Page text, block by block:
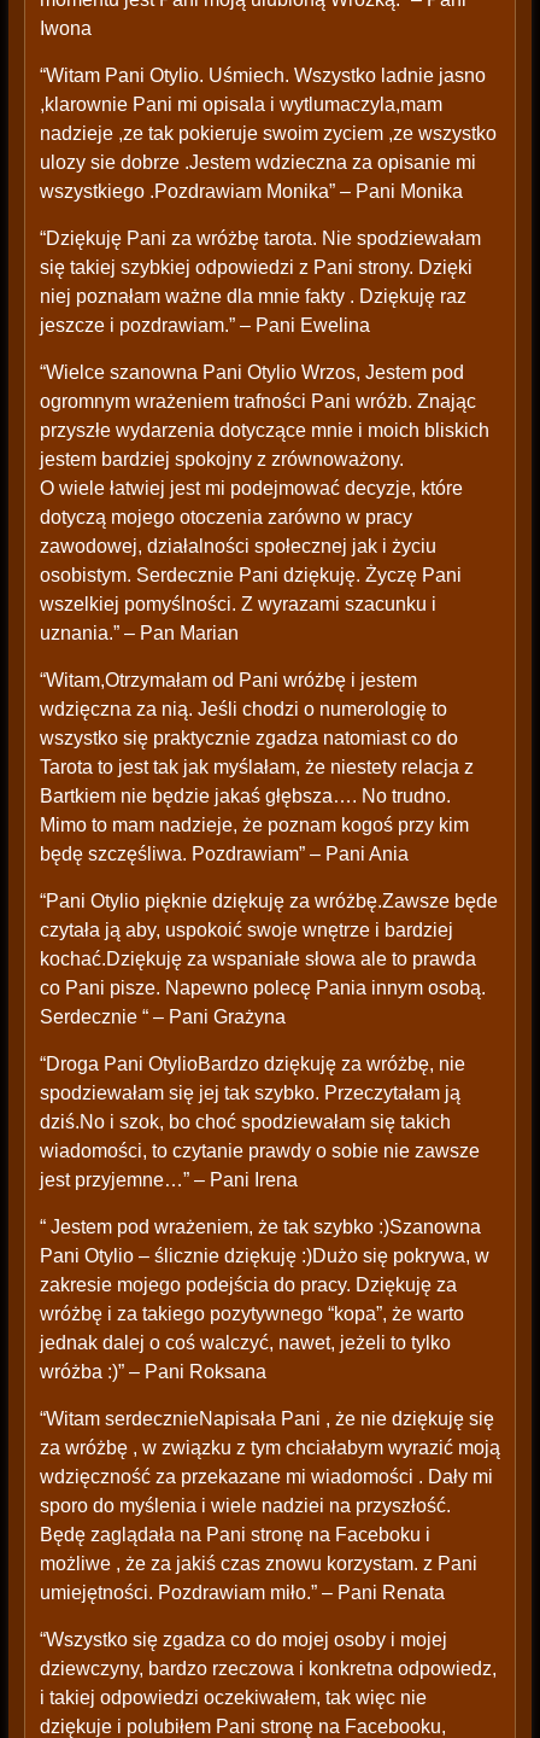
Iwona
“Witam Pani Otylio. Uśmiech. Wszystko ladnie jasno
,klarownie Pani mi opisala i wytlumaczyla,mam
nadzieje ,ze tak pokieruje swoim zyciem ,ze wszystko
ulozy sie dobrze .Jestem wdzieczna za opisanie mi
wszystkiego .Pozdrawiam Monika” – Pani Monika
“Dziękuję Pani za wróżbę tarota. Nie spodziewałam
się takiej szybkiej odpowiedzi z Pani strony. Dzięki
niej poznałam ważne dla mnie fakty . Dziękuję raz
jeszcze i pozdrawiam.” – Pani Ewelina
“Wielce szanowna Pani Otylio Wrzos, Jestem pod
ogromnym wrażeniem trafności Pani wróżb. Znając
przyszłe wydarzenia dotyczące mnie i moich bliskich
jestem bardziej spokojny z zrównoważony.
O wiele łatwiej jest mi podejmować decyzje, które
dotyczą mojego otoczenia zarówno w pracy
zawodowej, działalności społecznej jak i życiu
osobistym. Serdecznie Pani dziękuję. Życzę Pani
wszelkiej pomyślności. Z wyrazami szacunku i
uznania.” – Pan Marian
“Witam,Otrzymałam od Pani wróżbę i jestem
wdzięczna za nią. Jeśli chodzi o numerologię to
wszystko się praktycznie zgadza natomiast co do
Tarota to jest tak jak myślałam, że niestety relacja z
Bartkiem nie będzie jakaś głębsza…. No trudno.
Mimo to mam nadzieje, że poznam kogoś przy kim
będę szczęśliwa. Pozdrawiam” – Pani Ania
“Pani Otylio pięknie dziękuję za wróżbę.Zawsze będe
czytała ją aby, uspokoić swoje wnętrze i bardziej
kochać.Dziękuję za wspaniałe słowa ale to prawda
co Pani pisze. Napewno polecę Pania innym osobą.
Serdecznie “ – Pani Grażyna
“Droga Pani OtylioBardzo dziękuję za wróżbę, nie
spodziewałam się jej tak szybko. Przeczytałam ją
dziś.No i szok, bo choć spodziewałam się takich
wiadomości, to czytanie prawdy o sobie nie zawsze
jest przyjemne…” – Pani Irena
“ Jestem pod wrażeniem, że tak szybko :)Szanowna
Pani Otylio – ślicznie dziękuję :)Dużo się pokrywa, w
zakresie mojego podejścia do pracy. Dziękuję za
wróżbę i za takiego pozytywnego “kopa”, że warto
jednak dalej o coś walczyć, nawet, jeżeli to tylko
wróżba :)” – Pani Roksana
“Witam serdecznieNapisała Pani , że nie dziękuję się
za wróżbę , w związku z tym chciałabym wyrazić moją
wdzięczność za przekazane mi wiadomości . Dały mi
sporo do myślenia i wiele nadziei na przyszłość.
Będę zaglądała na Pani stronę na Faceboku i
możliwe , że za jakiś czas znowu korzystam. z Pani
umiejętności. Pozdrawiam miło.” – Pani Renata
“Wszystko się zgadza co do mojej osoby i mojej
dziewczyny, bardzo rzeczowa i konkretna odpowiedz,
i takiej odpowiedzi oczekiwałem, tak więc nie
dziękuje i polubiłem Pani stronę na Facebooku,